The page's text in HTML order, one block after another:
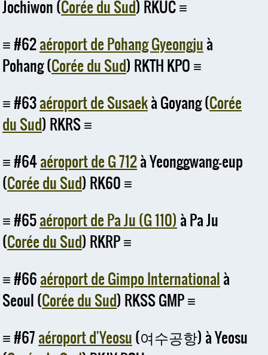
Jochiwon (Corée du Sud) RKUC
#62aéroport de Pohang Gyeongjuà
Pohang (Corée du Sud) RKTH KPO
#63aéroport de Susaekà Goyang (Corée
du Sud) RKRS
#64aéroport de G 712à Yeonggwang-eup
(Corée du Sud) RK60
#65aéroport de Pa Ju (G 110) à Pa Ju
(Corée du Sud) RKRP
#66aéroport de Gimpo Internationalà
Seoul (Corée du Sud) RKSS GMP
#67aéroport d'Yeosu(여수공항) à Yeosu